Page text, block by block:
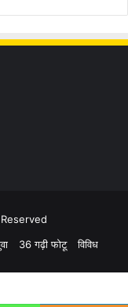
36 गढ़ी फोटू विविध